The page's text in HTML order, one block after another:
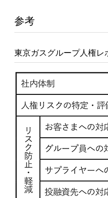
参考
東京ガスグループ人権レ